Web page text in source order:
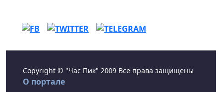
Copyright © "Час Пик" 2009 Все права защищены
О портале